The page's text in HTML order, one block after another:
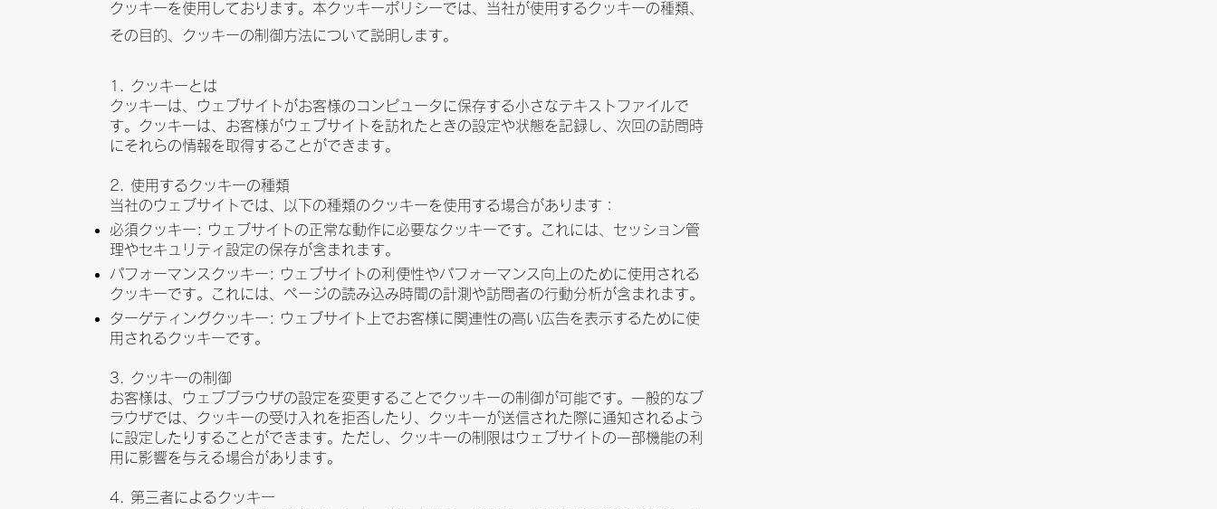
クッキーを使用しております。本クッキーポリシーでは、当社が使用するクッキーの種類、
その目的、クッキーの制御方法について説明します。
1. クッキーとは
クッキーは、ウェブサイトがお客様のコンピュータに保存する小さなテキストファイルで
す。クッキーは、お客様がウェブサイトを訪れたときの設定や状態を記録し、次回の訪問時
にそれらの情報を取得することができます。
2. 使用するクッキーの種類
当社のウェブサイトでは、以下の種類のクッキーを使用する場合があります：
必須クッキー: ウェブサイトの正常な動作に必要なクッキーです。これには、セッション管
理やセキュリティ設定の保存が含まれます。
パフォーマンスクッキー: ウェブサイトの利便性やパフォーマンス向上のために使用される
クッキーです。これには、ページの読み込み時間の計測や訪問者の行動分析が含まれます。
ターゲティングクッキー: ウェブサイト上でお客様に関連性の高い広告を表示するために使
用されるクッキーです。
3. クッキーの制御
お客様は、ウェブブラウザの設定を変更することでクッキーの制御が可能です。一般的なブ
ラウザでは、クッキーの受け入れを拒否したり、クッキーが送信された際に通知されるよう
に設定したりすることができます。ただし、クッキーの制限はウェブサイトの一部機能の利
用に影響を与える場合があります。
4. 第三者によるクッキー